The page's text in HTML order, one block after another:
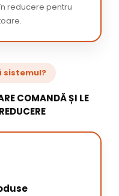
reducere pentru
sistemul?
COMANDĂ ȘI LE